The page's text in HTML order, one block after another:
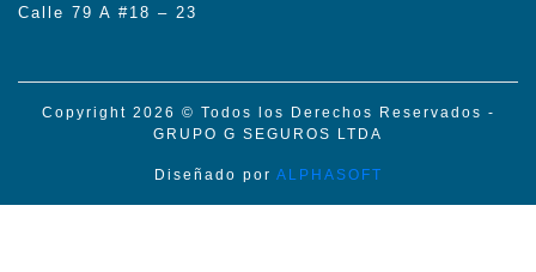
Calle 79 A #18 – 23
Copyright 2026 © Todos los Derechos Reservados -
GRUPO G SEGUROS LTDA
Diseñado por ALPHASOFT